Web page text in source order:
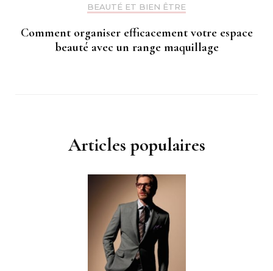
BEAUTÉ ET BIEN ÊTRE
Comment organiser efficacement votre espace
beauté avec un range maquillage
Articles populaires